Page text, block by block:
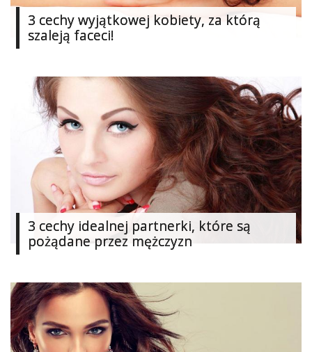
Dodaj
Dodaj
galerię
Dodaj
artykuł
Najlepsze
3 cechy wyjątkowej kobiety, za którą
szaleją faceci!
3 cechy idealnej partnerki, które są
pożądane przez mężczyzn